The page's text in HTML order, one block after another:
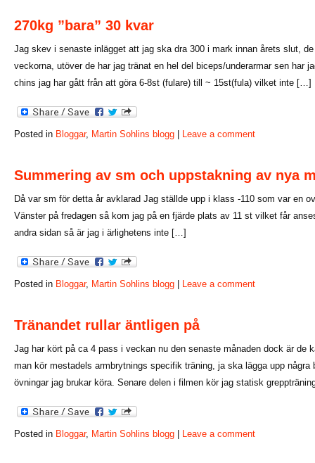
270kg ”bara” 30 kvar
Jag skev i senaste inlägget att jag ska dra 300 i mark innan årets slut,
veckorna, utöver de har jag tränat en hel del biceps/underarmar sen har
chins jag har gått från att göra 6-8st (fulare) till ~ 15st(fula) vilket inte […]
Posted in Bloggar, Martin Sohlins blogg Leave a comment
Summering av sm och uppstakning av nya
Då var sm för detta år avklarad Jag ställde upp i klass -110 som var en
Vänster på fredagen så kom jag på en fjärde plats av 11 st vilket får
andra sidan så är jag i ärlighetens inte […]
Posted in Bloggar, Martin Sohlins blogg Leave a comment
Tränandet rullar äntligen på
Jag har kört på ca 4 pass i veckan nu den senaste månaden dock är de
man kör mestadels armbrytnings specifik träning, ja ska lägga upp några
övningar jag brukar köra. Senare delen i filmen kör jag statisk
Posted in Bloggar, Martin Sohlins blogg Leave a comment